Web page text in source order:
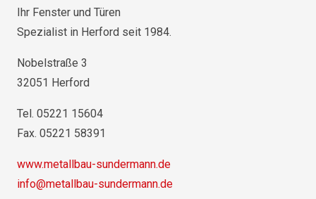
Ihr Fenster und Türen
Spezialist in Herford seit 1984.
Nobelstraße 3
32051 Herford
Tel. 05221 15604
Fax. 05221 58391
www.metallbau-sundermann.de
info@metallbau-sundermann.de